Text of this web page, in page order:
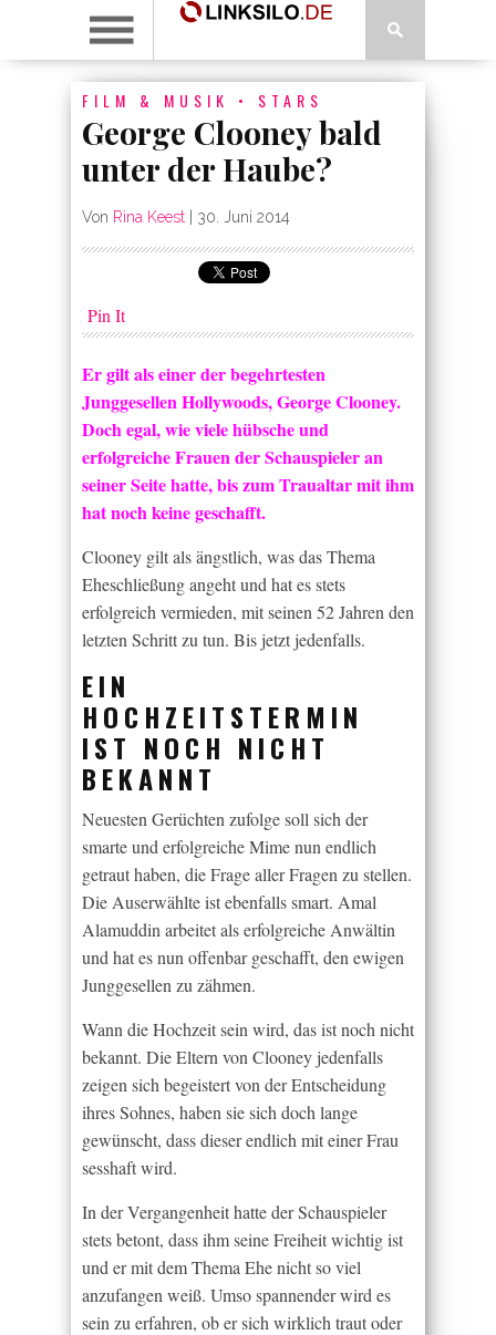
FILM & MUSIK • STARS
George Clooney bald
unter der Haube?
Von Rina Keest 30. Juni 2014
Pin It
Er gilt als einer der begehrtesten
Junggesellen Hollywoods, George Clooney.
Doch egal, wie viele hübsche und
erfolgreiche Frauen der Schauspieler an
seiner Seite hatte, bis zum Traualtar mit ihm
hat noch keine geschafft.
Clooney gilt als ängstlich, was das Thema
Eheschließung angeht und hat es stets
erfolgreich vermieden, mit seinen 52 Jahren den
letzten Schritt zu tun. Bis jetzt jedenfalls.
EIN
HOCHZEITSTERMIN
IST NOCH NICHT
BEKANNT
Neuesten Gerüchten zufolge soll sich der
smarte und erfolgreiche Mime nun endlich
getraut haben, die Frage aller Fragen zu stellen.
Die Auserwählte ist ebenfalls smart. Amal
Alamuddin arbeitet als erfolgreiche Anwältin
und hat es nun offenbar geschafft, den ewigen
Junggesellen zu zähmen.
Wann die Hochzeit sein wird, das ist noch nicht
bekannt. Die Eltern von Clooney jedenfalls
zeigen sich begeistert von der Entscheidung
ihres Sohnes, haben sie sich doch lange
gewünscht, dass dieser endlich mit einer Frau
sesshaft wird.
In der Vergangenheit hatte der Schauspieler
stets betont, dass ihm seine Freiheit wichtig ist
und er mit dem Thema Ehe nicht so viel
anzufangen weiß. Umso spannender wird es
sein zu erfahren, ob er sich wirklich traut oder